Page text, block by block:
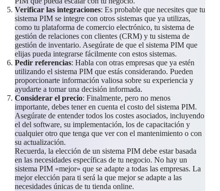
Verificar las integraciones: Es probable que necesites que tu
sistema PIM se integre con otros sistemas que ya utilizas,
como tu plataforma de comercio electrónico, tu sistema de
gestión de relaciones con clientes (CRM) y tu sistema de
gestión de inventario. Asegúrate de que el sistema PIM que
elijas pueda integrarse fácilmente con estos sistemas.
Pedir referencias: Habla con otras empresas que ya estén
utilizando el sistema PIM que estás considerando. Pueden
proporcionarte información valiosa sobre su experiencia y
ayudarte a tomar una decisión informada.
Considerar el precio: Finalmente, pero no menos
importante, debes tener en cuenta el costo del sistema PIM.
Asegúrate de entender todos los costes asociados, incluyendo
el del software, su implementación, los de capacitación y
cualquier otro que tenga que ver con el mantenimiento o con
su actualización.
Recuerda, la elección de un sistema PIM debe estar basada
en las necesidades específicas de tu negocio. No hay un
sistema PIM «mejor» que se adapte a todas las empresas. La
mejor elección para ti será la que mejor se adapte a las
necesidades únicas de tu tienda online.